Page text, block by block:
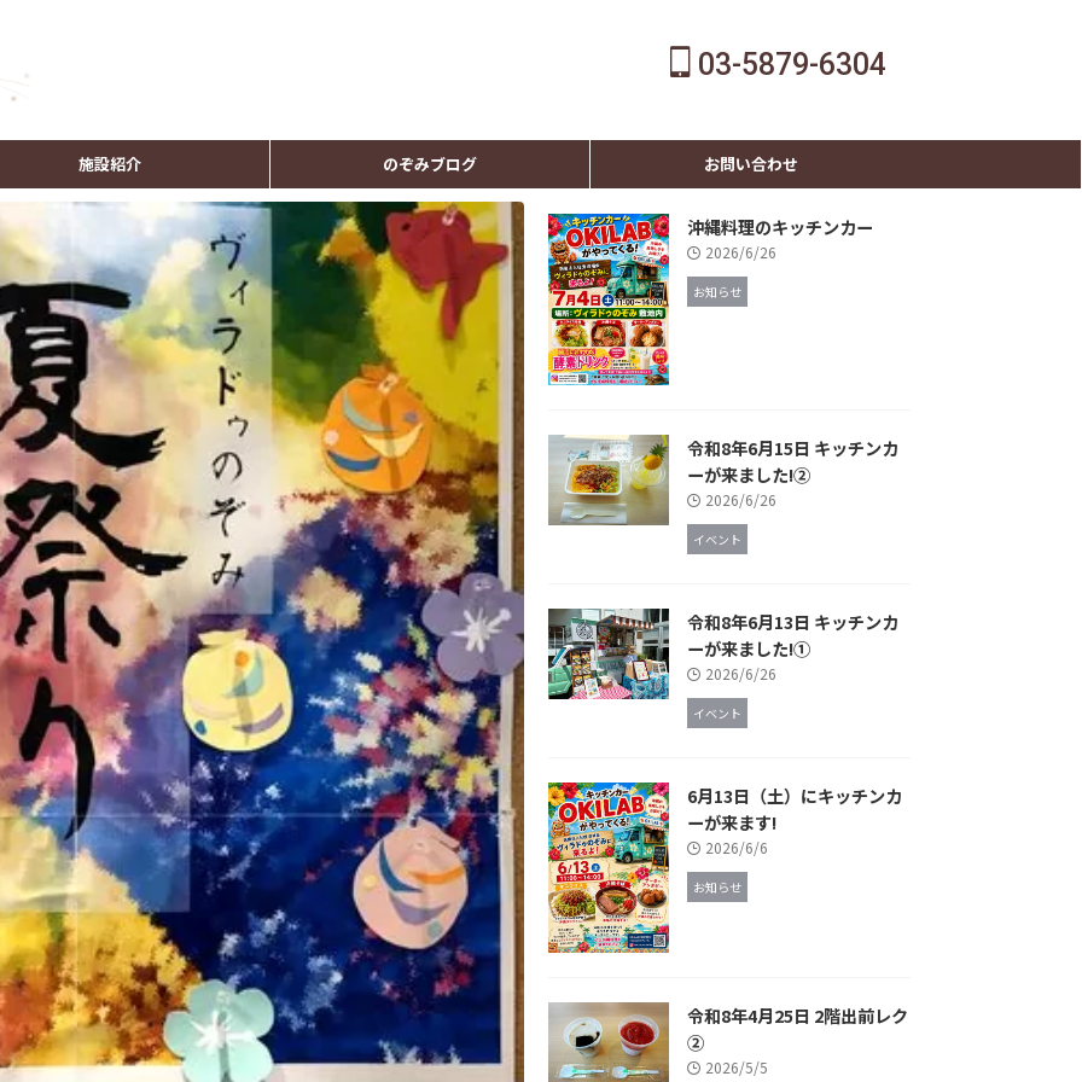
03-5879-6304
施設紹介 のぞみブログ お問い合わせ
沖縄料理のキッチンカー
2026/6/26
お知らせ
令和8年6月15日 キッチンカ
ーが来ました!②
2026/6/26
イベント
令和8年6月13日 キッチンカ
ーが来ました!①
2026/6/26
イベント
6月13日（土）にキッチンカ
ーが来ます!
2026/6/6
お知らせ
令和8年4月25日 2階出前レク
②
2026/5/5